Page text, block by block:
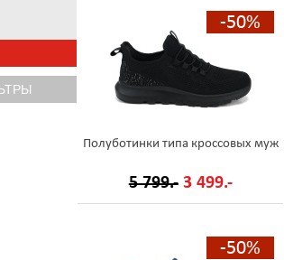
-50%
Полуботинки типа кроссовых муж
5 799.- 3 499.-
-50%